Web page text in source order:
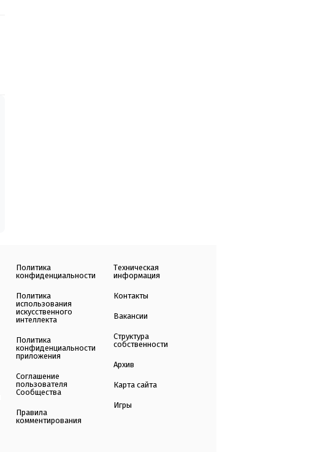
Политика
конфиденциальности
Политика
использования
искусственного
интеллекта
Политика
конфиденциальности
приложения
Соглашение
пользователя
Сообщества
Правила
комментирования
Техническая
информация
Контакты
Вакансии
Структура
собственности
Архив
Карта сайта
Игры